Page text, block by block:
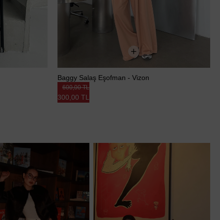
Baggy Salaş Eşofman - Vizon
300,00 TL
600,00 TL